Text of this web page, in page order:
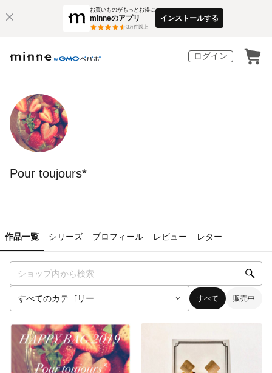
お買いものがもっとお得に
minneのアプリ
3万件以上
インストールする
ログイン
Pour toujours*
作品一覧 シリーズ プロフィール レビュー レター
すべて 販売中